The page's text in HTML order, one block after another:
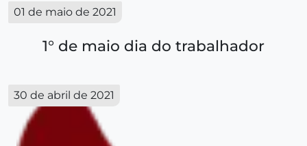
01 de maio de 2021
1° de maio dia do trabalhador
30 de abril de 2021